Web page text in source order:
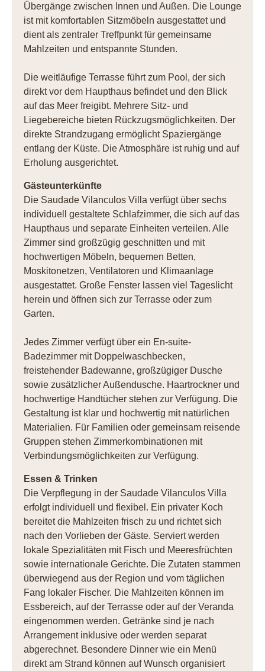
Übergänge zwischen Innen und Außen. Die Lounge
ist mit komfortablen Sitzmöbeln ausgestattet und
dient als zentraler Treffpunkt für gemeinsame
Mahlzeiten und entspannte Stunden.
Die weitläufige Terrasse führt zum Pool, der sich
direkt vor dem Haupthaus befindet und den Blick
auf das Meer freigibt. Mehrere Sitz- und
Liegebereiche bieten Rückzugsmöglichkeiten. Der
direkte Strandzugang ermöglicht Spaziergänge
entlang der Küste. Die Atmosphäre ist ruhig und auf
Erholung ausgerichtet.
Gästeunterkünfte
Die Saudade Vilanculos Villa verfügt über sechs
individuell gestaltete Schlafzimmer, die sich auf das
Haupthaus und separate Einheiten verteilen. Alle
Zimmer sind großzügig geschnitten und mit
hochwertigen Möbeln, bequemen Betten,
Moskitonetzen, Ventilatoren und Klimaanlage
ausgestattet. Große Fenster lassen viel Tageslicht
herein und öffnen sich zur Terrasse oder zum
Garten.
Jedes Zimmer verfügt über ein En-suite-
Badezimmer mit Doppelwaschbecken,
freistehender Badewanne, großzügiger Dusche
sowie zusätzlicher Außendusche. Haartrockner und
hochwertige Handtücher stehen zur Verfügung. Die
Gestaltung ist klar und hochwertig mit natürlichen
Materialien. Für Familien oder gemeinsam reisende
Gruppen stehen Zimmerkombinationen mit
Verbindungsmöglichkeiten zur Verfügung.
Essen & Trinken
Die Verpflegung in der Saudade Vilanculos Villa
erfolgt individuell und flexibel. Ein privater Koch
bereitet die Mahlzeiten frisch zu und richtet sich
nach den Vorlieben der Gäste. Serviert werden
lokale Spezialitäten mit Fisch und Meeresfrüchten
sowie internationale Gerichte. Die Zutaten stammen
überwiegend aus der Region und vom täglichen
Fang lokaler Fischer. Die Mahlzeiten können im
Essbereich, auf der Terrasse oder auf der Veranda
eingenommen werden. Getränke sind je nach
Arrangement inklusive oder werden separat
abgerechnet. Besondere Dinner wie ein Menü
direkt am Strand können auf Wunsch organisiert